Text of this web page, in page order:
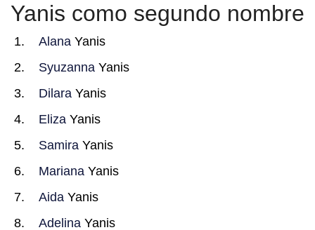
Yanis como segundo nombre
Alana Yanis
Syuzanna Yanis
Dilara Yanis
Eliza Yanis
Samira Yanis
Mariana Yanis
Aida Yanis
Adelina Yanis